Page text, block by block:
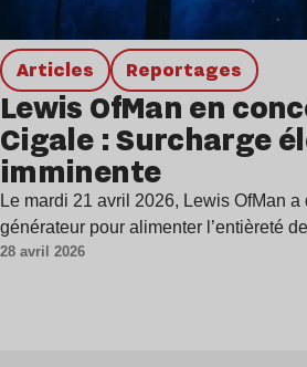
Articles Reportages
Lewis OfMan en
Cigale : Surcharge
imminente
Le mardi 21 avril 2026, Lewis OfMan
générateur pour alimenter l’entièreté
28 avril 2026